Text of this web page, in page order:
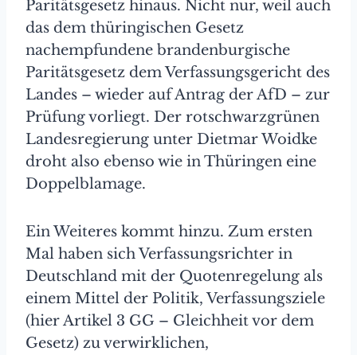
Paritätsgesetz hinaus. Nicht nur, weil auch
das dem thüringischen Gesetz
nachempfundene brandenburgische
Paritätsgesetz dem Verfassungsgericht des
Landes – wieder auf Antrag der AfD – zur
Prüfung vorliegt. Der rotschwarzgrünen
Landesregierung unter Dietmar Woidke
droht also ebenso wie in Thüringen eine
Doppelblamage.
Ein Weiteres kommt hinzu. Zum ersten
Mal haben sich Verfassungsrichter in
Deutschland mit der Quotenregelung als
einem Mittel der Politik, Verfassungsziele
(hier Artikel 3 GG – Gleichheit vor dem
Gesetz) zu verwirklichen,